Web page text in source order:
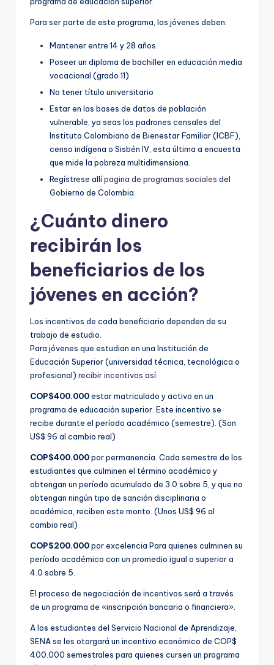
Para ser parte de este programa, los jóvenes deben:
Mantener entre 14 y 28 años.
Poseer un diploma de bachiller en educación media
vocacional (grado 11).
No tener título universitario
Estar en las bases de datos de población
vulnerable, ya seas los padrones censales del
Instituto Colombiano de Bienestar Familiar (ICBF),
censo indígena o Sisbén IV, esta última a encuesta
que mide la pobreza multidimensiona.
Regístrese allípagina de programas sociales del
Gobierno de Colombia.
¿Cuánto dinero
recibirán los
beneficiarios de los
jóvenes en acción?
Los incentivos de cada beneficiario dependen de su
trabajo de estudio.
Para jóvenes que estudian en una Institución de
Educación Superior (universidad técnica, tecnológica o
profesional) recibir incentivos así:
COP$400.000estar matriculado y activo en un
programa de educación superior. Este incentivo se
recibe durante el período académico (semestre). (Son
US$ 96 al cambio real)
COP$400.000por permanencia. Cada semestre de los
estudiantes que culminen el término académico y
obtengan un período acumulado de 3.0 sobre 5, y que no
obtengan ningún tipo de sanción disciplinaria o
académica, reciben este monto. (Unos US$ 96 al
cambio real)
COP$200.000por excelencia Para quienes culminen su
período académico con un promedio igual o superior a
4.0 sobre 5.
El proceso de negociación de incentivos será a través
de un programa de «inscripción bancaria o financiera».
A los estudiantes del Servicio Nacional de Aprendizaje,
SENA se les otorgará un incentivo económico de COP$
400.000 semestrales para quienes cursen un programa